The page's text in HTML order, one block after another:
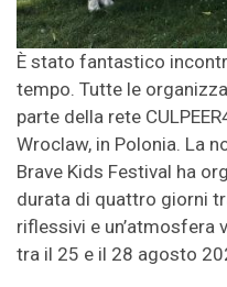
È stato fantastico
tempo. Tutte le
parte della rete
Wroclaw, in Polonia. La
Brave Kids Festival ha
durata di quattro giorni
riflessivi e un’atmosfera
tra il 25 e il 28 agosto